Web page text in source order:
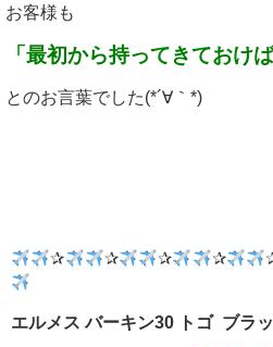
お客様も
「最初から持ってきておけ
とのお言葉でした(*´∀｀*)
✰ ✰ ✰ ✰
エルメス バーキン30 トゴ ブラ